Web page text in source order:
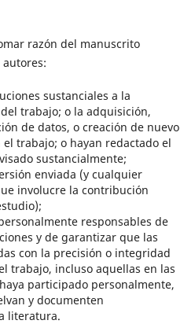
razón del manuscrito
autores:
sustanciales a la
trabajo; o la adquisición,
de datos, o creación de nuevo
trabajo; o hayan redactado el
sustancialmente;
enviada (y cualquier
involucre la contribución
responsables de
y de garantizar que las
con la precisión o integridad
trabajo, incluso aquellas en las
participado personalmente,
y documenten
literatura.